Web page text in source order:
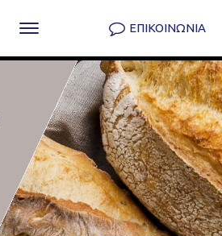
ΕΠΙΚΟΙΝΩΝΙΑ